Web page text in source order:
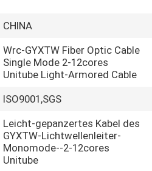
CHINA
Wrc-GYXTW Fiber Optic Cable
Single Mode 2-12cores
Unitube Light-Armored Cable
ISO9001,SGS
Leicht-gepanzertes Kabel des
GYXTW-Lichtwellenleiter-
Monomode--2-12cores
Unitube